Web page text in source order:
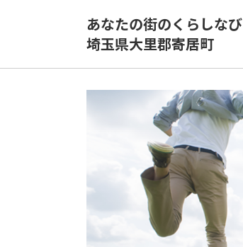
あなたの街のくらしなび
埼玉県大里郡寄居町